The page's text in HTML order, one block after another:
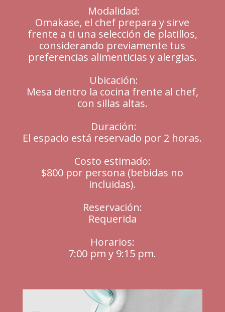
Modalidad:
Omakase, el chef prepara y sirve
frente a ti una selección de platillos,
considerando previamente tus
preferencias alimenticias y alergias.
Ubicación:
Mesa dentro la cocina frente al chef,
con sillas altas.
Duración:
El espacio está reservado por 2 horas.
Costo estimado:
$800 por persona (bebidas no
incluidas).
Reservación:
Requerida
Horarios:
7:00 pm y 9:15 pm.